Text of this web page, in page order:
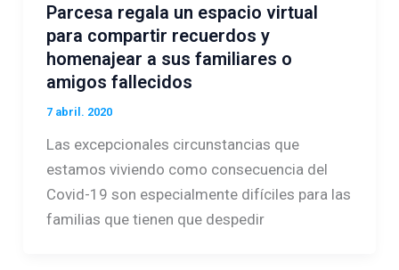
Parcesa regala un espacio virtual
para compartir recuerdos y
homenajear a sus familiares o
amigos fallecidos
7 abril. 2020
Las excepcionales circunstancias que
estamos viviendo como consecuencia del
Covid-19 son especialmente difíciles para las
familias que tienen que despedir